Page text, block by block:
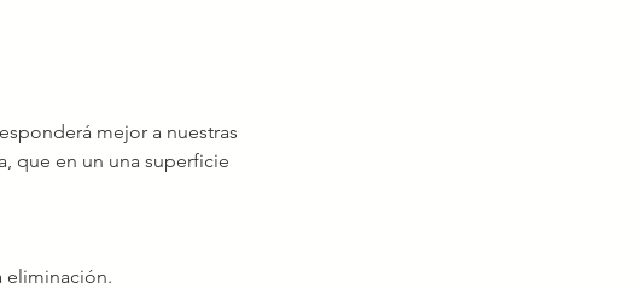
mejor a nuestras
que en un una superficie
eliminación.